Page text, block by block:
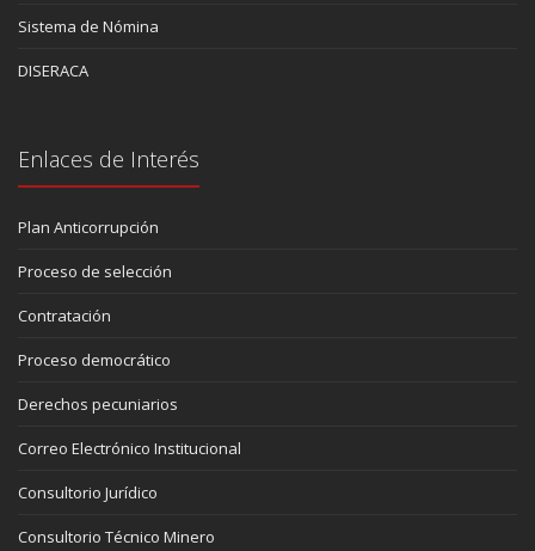
Sistema de Nómina
DISERACA
Enlaces de Interés
Plan Anticorrupción
Proceso de selección
Contratación
Proceso democrático
Derechos pecuniarios
Correo Electrónico Institucional
Consultorio Jurídico
Consultorio Técnico Minero